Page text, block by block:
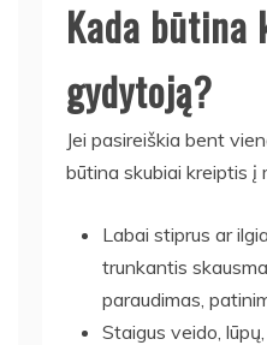
Kada
gydytoją?
Jei pasireiškia bent
būtina skubiai kreiptis į
Labai stiprus ar
trunkantis
paraudimas,
Staigus veido,